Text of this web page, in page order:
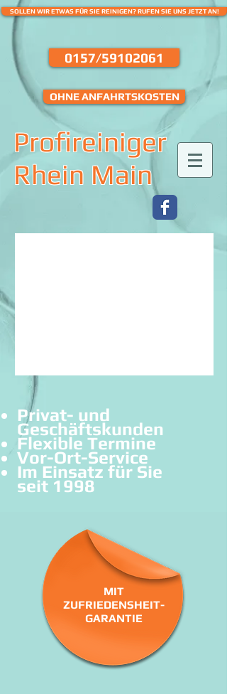
SOLLEN WIR ETWAS FÜR SIE REINIGEN? RUFEN SIE UNS JETZT AN!
0157/59102061
OHNE ANFAHRTSKOSTEN
Profireiniger
Rhein Main
Privat- und
Geschäftskunden
Flexible Termine
Vor-Ort-Service
Im Einsatz für Sie
seit 1998
MIT
ZUFRIEDENSHEIT-
GARANTIE